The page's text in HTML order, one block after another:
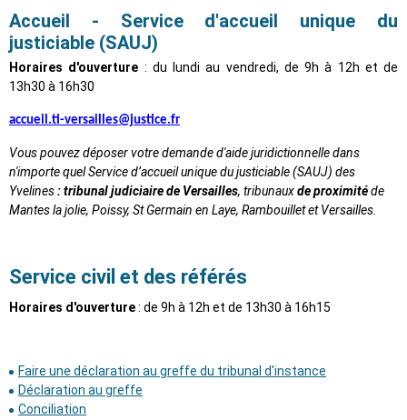
Accueil - Service d'accueil unique du
justiciable (SAUJ)
Horaires d'ouverture : du lundi au vendredi, de 9h à 12h et de
13h30 à 16h30
accueil.ti-versailles@justice.fr
Vous pouvez déposer votre demande d'aide juridictionnelle dans
n'importe quel Service d’accueil unique du justiciable (SAUJ) des
Yvelines: tribunal judiciaire de Versailles, tribunauxde proximitéde
Mantes la jolie, Poissy, St Germain en Laye, Rambouillet et Versailles.
Service civil et des référés
Horaires d'ouverture: de 9h à 12h et de 13h30 à 16h15
Faire une déclaration au greffe du tribunal d'instance
Déclaration au greffe
Conciliation